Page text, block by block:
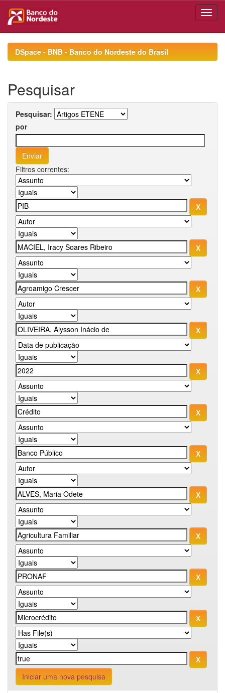
navigationDSpace - BNB - Banco do Nordeste do Brasil
Pesquisar
Pesquisar:
por
Filtros correntes:
Iniciar uma nova pesquisa